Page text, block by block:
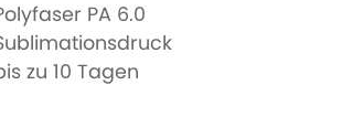
PA 6.0
zu 10 Tagen